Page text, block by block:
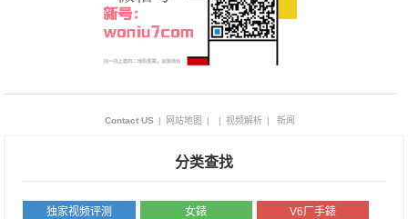
Contact US | 网站地图 | | 视频解析 | 新闻
分类查找
独家视频评测 女錶 V6厂手錶